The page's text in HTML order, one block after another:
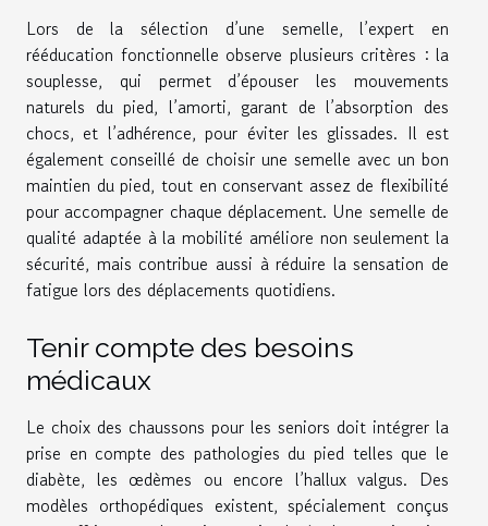
Lors de la sélection d’une semelle, l’expert en
rééducation fonctionnelle observe plusieurs critères : la
souplesse, qui permet d’épouser les mouvements
naturels du pied, l’amorti, garant de l’absorption des
chocs, et l’adhérence, pour éviter les glissades. Il est
également conseillé de choisir une semelle avec un bon
maintien du pied, tout en conservant assez de flexibilité
pour accompagner chaque déplacement. Une semelle de
qualité adaptée à la mobilité améliore non seulement la
sécurité, mais contribue aussi à réduire la sensation de
fatigue lors des déplacements quotidiens.
Tenir compte des besoins
médicaux
Le choix des chaussons pour les seniors doit intégrer la
prise en compte des pathologies du pied telles que le
diabète, les œdèmes ou encore l’hallux valgus. Des
modèles orthopédiques existent, spécialement conçus